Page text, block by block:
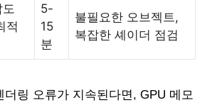
적
5-
15
분
불필요한 오브젝트,
복잡한 셰이더 점검
더링 오류가 지속된다면, GPU 메모